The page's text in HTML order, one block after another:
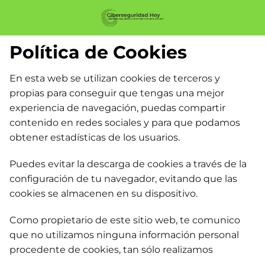
Política de Cookies
En esta web se utilizan cookies de terceros y
propias para conseguir que tengas una mejor
experiencia de navegación, puedas compartir
contenido en redes sociales y para que podamos
obtener estadísticas de los usuarios.
Puedes evitar la descarga de cookies a través de la
configuración de tu navegador, evitando que las
cookies se almacenen en su dispositivo.
Como propietario de este sitio web, te comunico
que no utilizamos ninguna información personal
procedente de cookies, tan sólo realizamos